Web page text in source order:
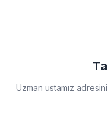
Uzman ustamız